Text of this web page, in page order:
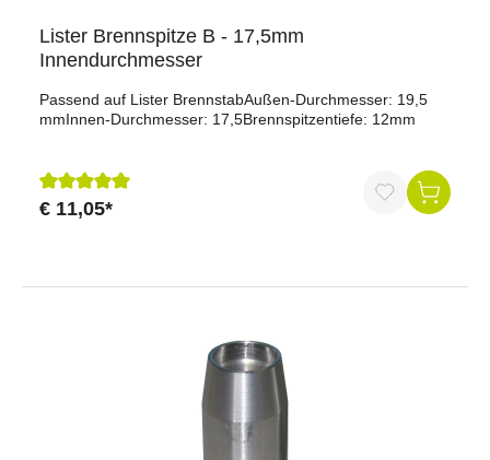
Lister Brennspitze B - 17,5mm
Innendurchmesser
Passend auf Lister BrennstabAußen-Durchmesser: 19,5
mmInnen-Durchmesser: 17,5Brennspitzentiefe: 12mm
Durchschnittliche Bewertung von 5 von 5 Sternen
€ 11,05*